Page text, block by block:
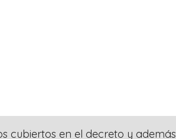
cubiertos en el decreto y además